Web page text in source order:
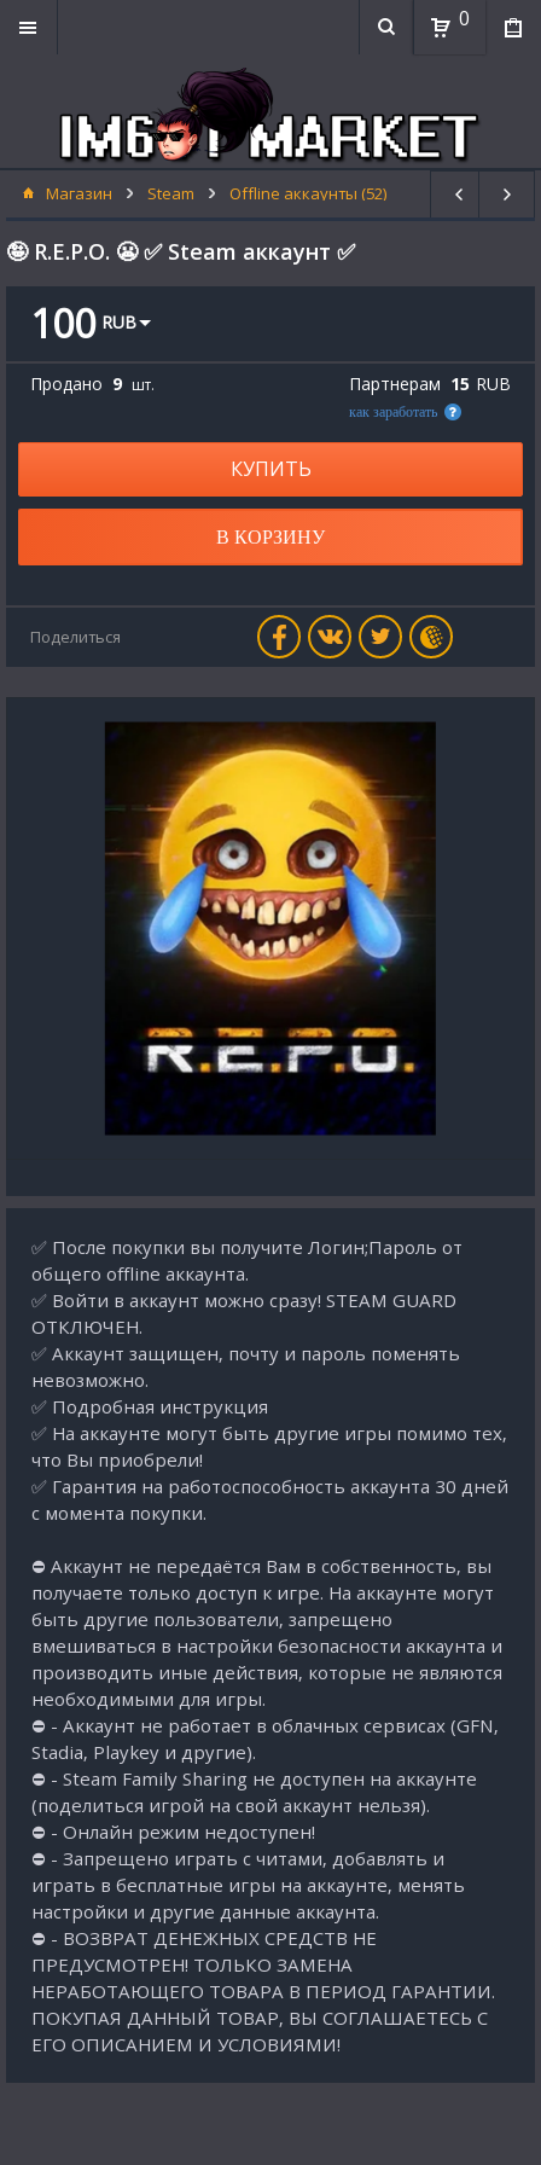
0
Магазин Steam Offline аккаунты (52)
🤪 R.E.P.O. 😬 ✅ Steam аккаунт ✅
100 RUB
Продано 9 шт. Партнерам 15 RUB
как заработать
КУПИТЬ
В КОРЗИНУ
Поделиться
✅ После покупки вы получите Логин;Пароль от
общего offline аккаунта.
✅ Войти в аккаунт можно сразу! STEAM GUARD
ОТКЛЮЧЕН.
✅ Аккаунт защищен, почту и пароль поменять
невозможно.
✅ Подробная инструкция
✅ На аккаунте могут быть другие игры помимо тех,
что Вы приобрели!
✅ Гарантия на работоспособность аккаунта 30 дней
с момента покупки.
⛔ Аккаунт не передаётся Вам в собственность, вы
получаете только доступ к игре. На аккаунте могут
быть другие пользователи, запрещено
вмешиваться в настройки безопасности аккаунта и
производить иные действия, которые не являются
необходимыми для игры.
⛔ - Аккаунт не работает в облачных сервисах (GFN,
Stadia, Playkey и другие).
⛔ - Steam Family Sharing не доступен на аккаунте
(поделиться игрой на свой аккаунт нельзя).
⛔ - Онлайн режим недоступен!
⛔ - Запрещено играть с читами, добавлять и
играть в бесплатные игры на аккаунте, менять
настройки и другие данные аккаунта.
⛔ - ВОЗВРАТ ДЕНЕЖНЫХ СРЕДСТВ НЕ
ПРЕДУСМОТРЕН! ТОЛЬКО ЗАМЕНА
НЕРАБОТАЮЩЕГО ТОВАРА В ПЕРИОД ГАРАНТИИ.
ПОКУПАЯ ДАННЫЙ ТОВАР, ВЫ СОГЛАШАЕТЕСЬ С
ЕГО ОПИСАНИЕМ И УСЛОВИЯМИ!